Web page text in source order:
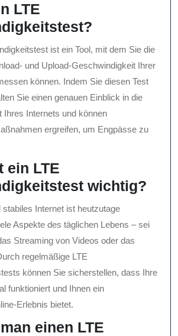
LTE
ist ein Tool, mit dem Sie die
und Upload-Geschwindigkeit Ihrer
können. Indem Sie diesen Test
Sie einen genauen Einblick in die
Ihres Internets und können
ergreifen, um Engpässe zu
ein LTE
wichtig?
Internet ist heutzutage
Aspekte des täglichen Lebens – sei
Streaming von Videos oder das
regelmäßige LTE
können Sie sicherstellen, dass Ihre
funktioniert und Ihnen ein
Erlebnis bietet.
einen LTE